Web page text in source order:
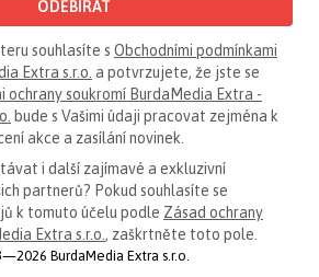
ODEBÍRAT
souhlasíte s Obchodními podmínkami
Extra s.r.o. a potvrzujete, že jste se
ochrany soukromí BurdaMedia Extra -
bude s Vašimi údaji pracovat zejména k
akce a zasílání novinek.
i další zajímavé a exkluzivní
partnerů? Pokud souhlasíte se
k tomuto účelu podle Zásad ochrany
Extra s.r.o. , zaškrtněte toto pole.
BurdaMedia Extra s.r.o.